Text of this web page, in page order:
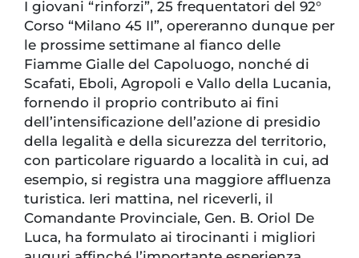
I giovani “rinforzi”, 25 frequentatori del 92°
Corso “Milano 45 II”, opereranno dunque per
le prossime settimane al fianco delle
Fiamme Gialle del Capoluogo, nonché di
Scafati, Eboli, Agropoli e Vallo della Lucania,
fornendo il proprio contributo ai fini
dell’intensificazione dell’azione di presidio
della legalità e della sicurezza del territorio,
con particolare riguardo a località in cui, ad
esempio, si registra una maggiore affluenza
turistica. Ieri mattina, nel riceverli, il
Comandante Provinciale, Gen. B. Oriol De
Luca, ha formulato ai tirocinanti i migliori